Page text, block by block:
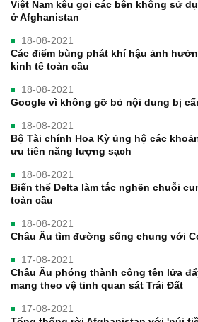
Việt Nam kêu gọi các bên không sử
ở Afghanistan
18-08-2021
Các điểm bùng phát khí hậu ảnh
kinh tế toàn cầu
18-08-2021
Google vì không gỡ bỏ nội dung bị
18-08-2021
Bộ Tài chính Hoa Kỳ ủng hộ các
ưu tiên năng lượng sạch
18-08-2021
Biến thể Delta làm tắc nghẽn chuỗi
toàn cầu
18-08-2021
Châu Âu tìm đường sống chung với
17-08-2021
Châu Âu phóng thành công tên lửa
mang theo vệ tinh quan sát Trái Đất
17-08-2021